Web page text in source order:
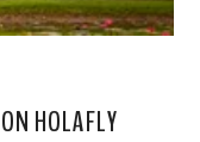
HOLAFLY